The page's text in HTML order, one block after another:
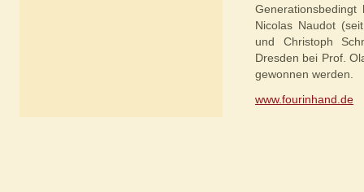
Nicolas Naudot
und Christoph
Dresden bei Prof.
gewonnen werden.
www.fourinhand.de